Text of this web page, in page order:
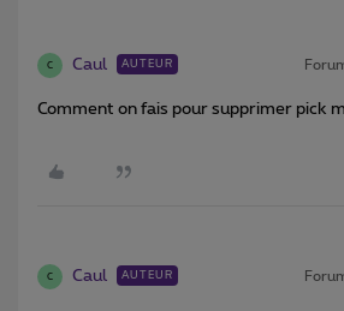
C Caul AUTEUR
Comment on fais pour supprimer pick
C Caul AUTEUR